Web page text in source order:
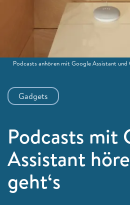
Gadgets
Podcasts mit
Assistant
geht‘s
Podcasts anhören mit Google Assistant